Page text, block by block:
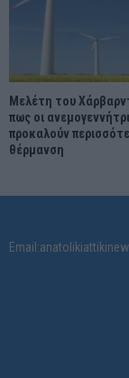
Μελέτη του
πως οι
προκαλούν
θέρμανση